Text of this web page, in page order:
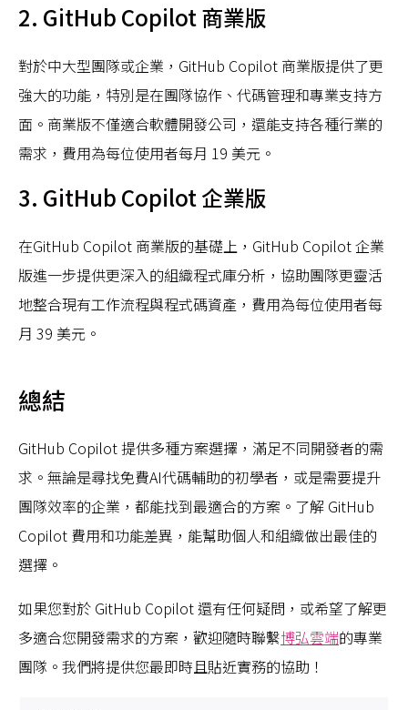
2. GitHub Copilot 商業版
對於中大型團隊或企業，GitHub Copilot 商業版提供了更
強大的功能，特別是在團隊協作、代碼管理和專業支持方
面。商業版不僅適合軟體開發公司，還能支持各種行業的
需求，費用為每位使用者每月 19 美元。
3. GitHub Copilot 企業版
在GitHub Copilot 商業版的基礎上，GitHub Copilot 企業
版進一步提供更深入的組織程式庫分析，協助團隊更靈活
地整合現有工作流程與程式碼資產，費用為每位使用者每
月 39 美元。
總結
GitHub Copilot 提供多種方案選擇，滿足不同開發者的需
求。無論是尋找免費AI代碼輔助的初學者，或是需要提升
團隊效率的企業，都能找到最適合的方案。了解 GitHub
Copilot 費用和功能差異，能幫助個人和組織做出最佳的
選擇。
如果您對於 GitHub Copilot 還有任何疑問，或希望了解更
多適合您開發需求的方案，歡迎隨時聯繫博弘雲端的專業
團隊。我們將提供您最即時且貼近實務的協助！